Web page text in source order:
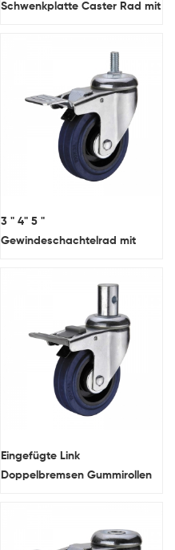
Schwenkplatte Caster Rad mit
3 " 4" 5 "
Gewindeschachtelrad mit
Eingefügte Link
Doppelbremsen Gummirollen